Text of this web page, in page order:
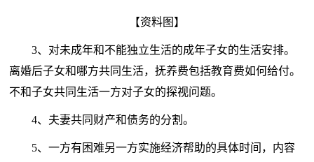
【资料图】
3、对未成年和不能独立生活的成年子女的生活安排。
离婚后子女和哪方共同生活，抚养费包括教育费如何给付。
不和子女共同生活一方对子女的探视问题。
4、夫妻共同财产和债务的分割。
5、一方有困难另一方实施经济帮助的具体时间，内容